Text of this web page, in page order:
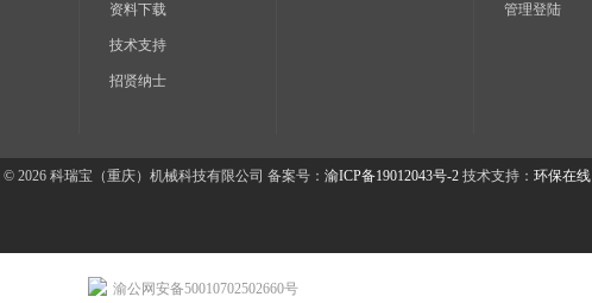
资料下载
技术支持
招贤纳士
管理登陆
2026 科瑞宝（重庆）机械科技有限公司 备案号： 渝ICP备19012043号-2技术支持： 环保在线
渝公网安备50010702502660号